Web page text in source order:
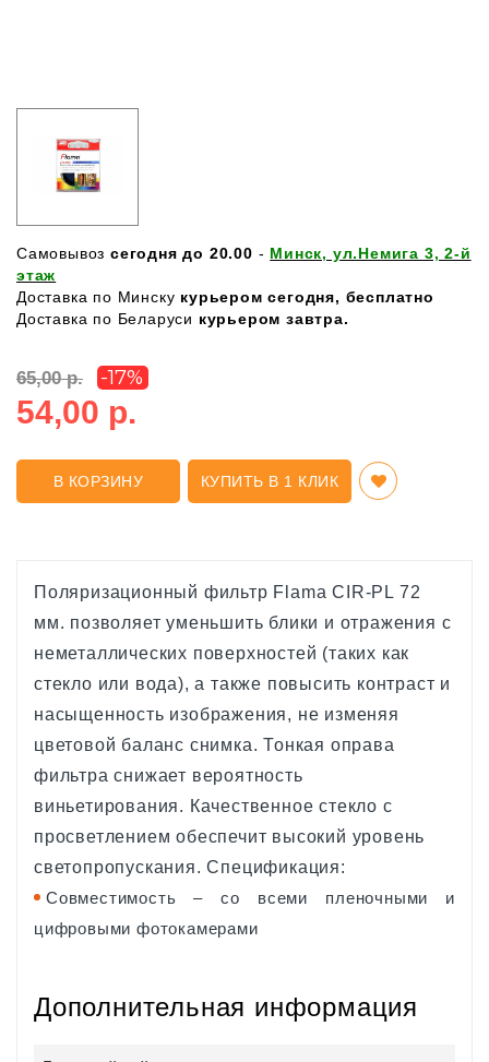
Самовывоз сегодня до 20.00 - Минск, ул.Немига 3, 2-й
этаж
Доставка по Минску курьером сегодня, бесплатно
Доставка по Беларуси курьером завтра.
65,00 р. -17%
54,00 р.
В КОРЗИНУ КУПИТЬ В 1 КЛИК
Поляризационный фильтр Flama CIR-PL 72
мм. позволяет уменьшить блики и отражения с
неметаллических поверхностей (таких как
стекло или вода), а также повысить контраст и
насыщенность изображения, не изменяя
цветовой баланс снимка. Тонкая оправа
фильтра снижает вероятность
виньетирования. Качественное стекло с
просветлением обеспечит высокий уровень
светопропускания. Спецификация:
Совместимость – со всеми пленочными и
цифровыми фотокамерами
Дополнительная информация